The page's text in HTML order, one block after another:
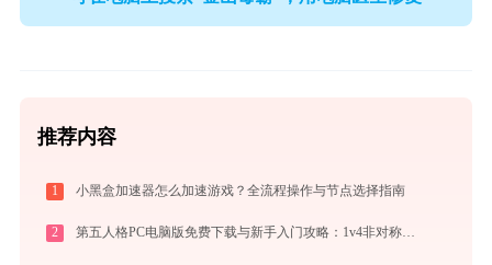
推荐内容
1 小黑盒加速器怎么加速游戏？全流程操作与节点选择指南
2 第五人格PC电脑版免费下载与新手入门攻略：1v4非对称竞技的极致体验